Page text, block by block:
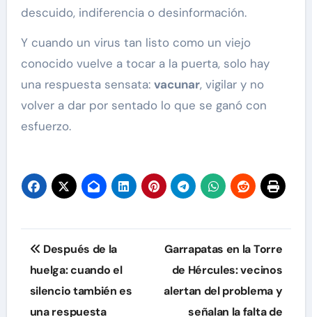
descuido, indiferencia o desinformación.
Y cuando un virus tan listo como un viejo
conocido vuelve a tocar a la puerta, solo hay
una respuesta sensata: vacunar, vigilar y no
volver a dar por sentado lo que se ganó con
esfuerzo.
Navegación
de
entradas
Después de la
huelga: cuando el
silencio también es
una respuesta
Garrapatas en la Torre
de Hércules: vecinos
alertan del problema y
señalan la falta de